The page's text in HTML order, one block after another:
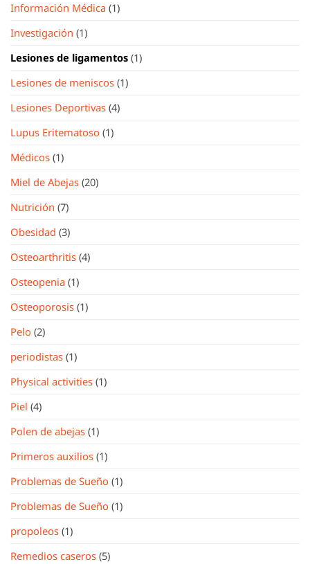
Información Médica (1)
Investigación (1)
Lesiones de ligamentos (1)
Lesiones de meniscos (1)
Lesiones Deportivas (4)
Lupus Eritematoso (1)
Médicos (1)
Miel de Abejas (20)
Nutrición (7)
Obesidad (3)
Osteoarthritis (4)
Osteopenia (1)
Osteoporosis (1)
Pelo (2)
periodistas (1)
Physical activities (1)
Piel (4)
Polen de abejas (1)
Primeros auxilios (1)
Problemas de Sueño (1)
Problemas de Sueño (1)
propoleos (1)
Remedios caseros (5)